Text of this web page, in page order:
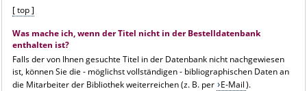
[ top ]
Was mache ich, wenn der Titel nicht in der Bestelldatenbank
enthalten ist?
Falls der von Ihnen gesuchte Titel in der Datenbank nicht nachgewiesen
ist, können Sie die - möglichst vollständigen - bibliographischen Daten an
die Mitarbeiter der Bibliothek weiterreichen (z. B. per E-Mail).